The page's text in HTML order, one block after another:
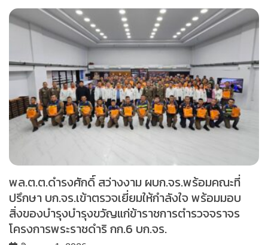
พล.ต.ต.ดำรงศักดิ์ สว่างงาม ผบก.จร.พร้อมคณะที่
ปรึกษา บก.จร.เข้าตรวจเยี่ยมให้กำลังใจ พร้อมมอบ
สิ่งของบำรุงบำรุงขวัญแก่ข้าราชการตำรวจจราจร
โครงการพระราชดำริ กก.6 บก.จร.